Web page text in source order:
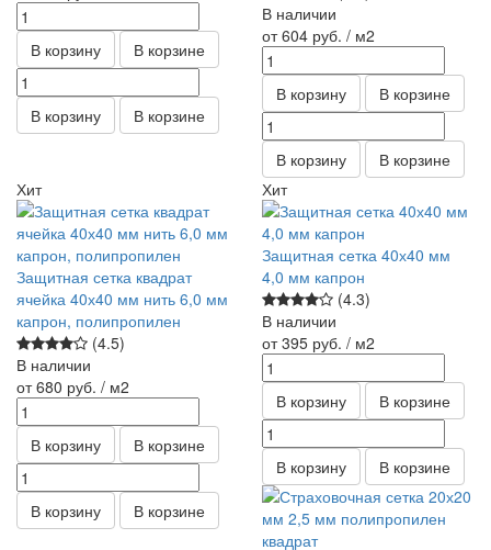
В корзину В корзине
В корзину В корзине
В наличии
от 604 руб. / м2
В корзину В корзине
В корзину
В корзине
Хит
Защитная сетка квадрат
ячейка 40х40 мм нить 6,0 мм
капрон, полипропилен
(4.5)
В наличии
от 680 руб. / м2
В корзину В корзине
В корзину В корзине
Хит
Защитная сетка 40х40 мм
4,0 мм капрон
(4.3)
В наличии
от 395 руб. / м2
В корзину В корзине
В корзину В корзине